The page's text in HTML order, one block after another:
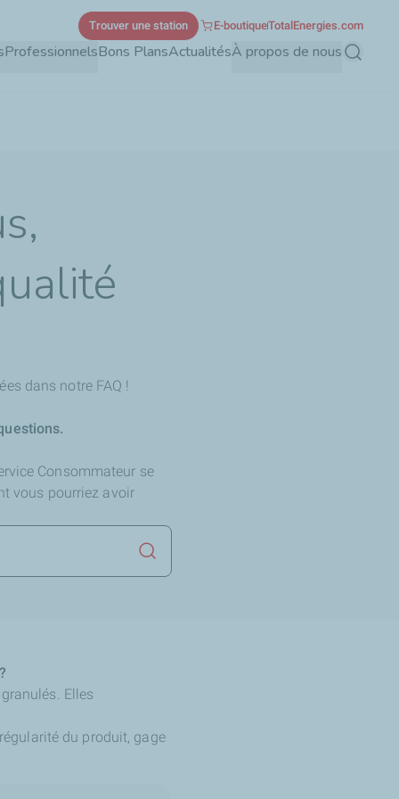
ProfessionnelsBons PlansActualitésÀ propos de nous
Trouver une station E-boutiqueTotalEnergies.com
dans notre FAQ !
Consommateur se
vous pourriez avoir
Lancer la recherche
Elles
du produit, gage